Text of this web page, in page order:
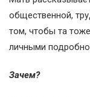
общественной,
том, чтобы та
личными
Зачем?